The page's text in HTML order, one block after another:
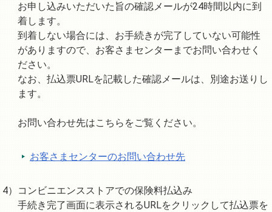
お申し込みいただいた旨の確認メールが24時間以内に到
着します。
到着しない場合には、お手続きが完了していない可能性
がありますので、お客さまセンターまでお問い合わせく
ださい。
なお、払込票URLを記載した確認メールは、別途お送りし
ます。
お問い合わせ先はこちらをご覧ください。
お客さまセンターのお問い合わせ先
コンビニエンスストアでの保険料払込み
手続き完了画面に表示されるURLをクリックして払込票を